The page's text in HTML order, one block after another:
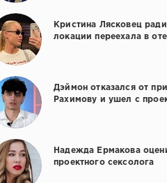
Кристина Лясковец
локации переехала в
Дэймон отказался от
Рахимову и ушел с
Надежда Ермакова
проектного сексолога